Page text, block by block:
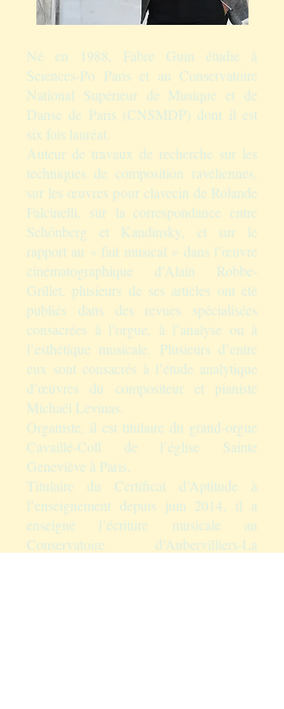
Né en 1988, Fabre Guin étudie à
Sciences-Po Paris et au Conservatoire
National Supérieur de Musique et de
Danse de Paris (CNSMDP) dont il est
six fois lauréat.
Auteur de travaux de recherche sur les
techniques de composition ravéliennes,
sur les œuvres pour clavecin de Rolande
Falcinelli, sur la correspondance entre
Schönberg et Kandinsky, et sur le
rapport au « fait musical » dans l’œuvre
cinématographique d’Alain Robbe-
Grillet, plusieurs de ses articles ont été
publiés dans des revues spécialisées
consacrées à l’orgue, à l’analyse ou à
l’esthétique musicale. Plusieurs d’entre
eux sont consacrés à l’étude analytique
d’œuvres du compositeur et pianiste
Michaël Levinas.
Organiste, il est titulaire du grand-orgue
Cavaillé-Coll de l’église Sainte
Geneviève à Paris.
Titulaire du Certificat d’Aptitude à
l’enseignement depuis juin 2014, il a
enseigné l’écriture musicale au
Conservatoire d’Aubervilliers-La